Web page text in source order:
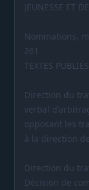
JEUNESSE ET
Nominations,
261
TEXTES
Direction du
verbal
opposant les
à la direction
Direction du
Décision de